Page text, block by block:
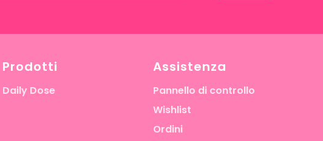
Prodotti
Daily Dose
Assistenza
Pannello di controllo
Wishlist
Ordini